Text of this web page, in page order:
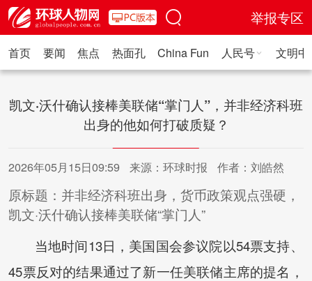
举报专区
首页 要闻 焦点 热面孔 China Fun 人民号 文明
凯文·沃什确认接棒美联储“掌门人”，并非经济科班
出身的他如何打破质疑？
2026年05月15日09:59 来源：环球时报 作者：刘皓然
原标题：并非经济科班出身，货币政策观点强硬，
凯文·沃什确认接棒美联储“掌门人”
当地时间13日，美国国会参议院以54票支持、
45票反对的结果通过了新一任美联储主席的提名，